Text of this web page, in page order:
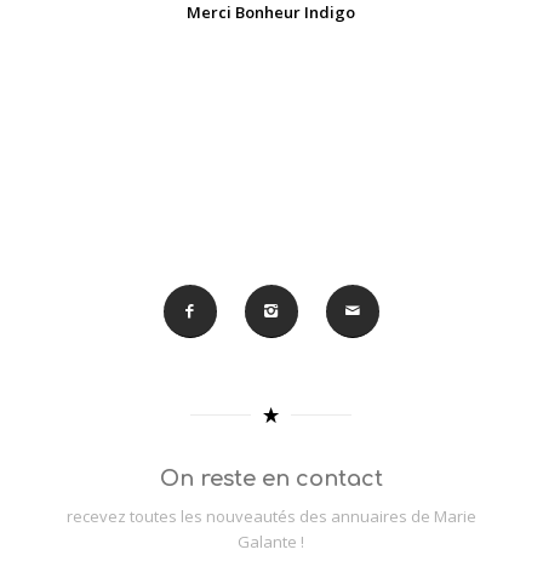
Merci Bonheur Indigo
On reste en contact
recevez toutes les nouveautés des annuaires de Marie
Galante !